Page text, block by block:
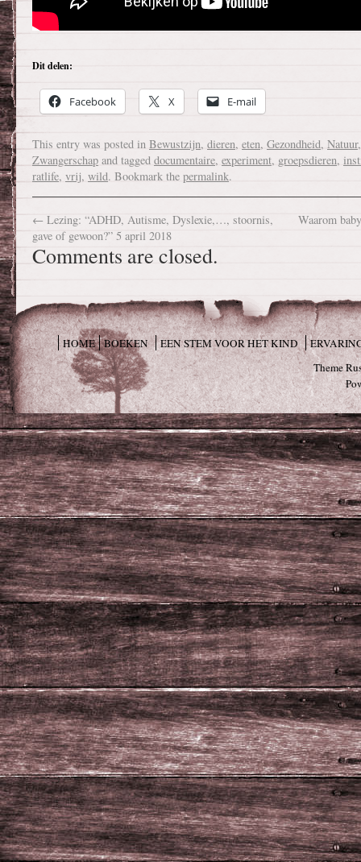
Dit delen:
Facebook X E-mail
This entry was posted in Bewustzijn, dieren, eten, Gezondheid, Natuur
Zwangerschap and tagged documentaire, experiment, groepsdieren,
ratlife, vrij, wild. Bookmark the permalink.
← Lezing: “ADHD, Autisme, Dyslexie,…, stoornis,
gave of gewoon?” 5 april 2018
Waarom
Comments are closed.
HOME BOEKEN EEN STEM VOOR HET KIND
Theme